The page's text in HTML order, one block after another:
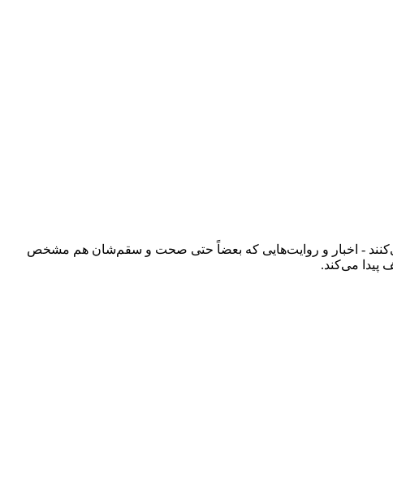
- اخبار و روایت‌هایی که بعضاً حتی صحت و سقم‌شان هم مشخص
پیدا می‌کند.